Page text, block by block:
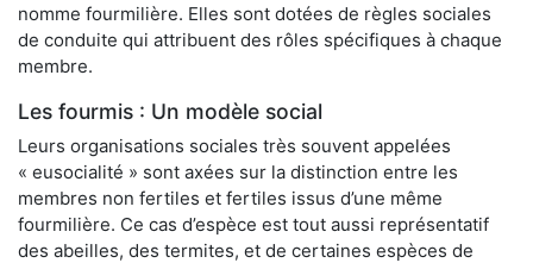
nomme fourmilière. Elles sont dotées de règles sociales
de conduite qui attribuent des rôles spécifiques à chaque
membre.
Les fourmis : Un modèle social
Leurs organisations sociales très souvent appelées
« eusocialité » sont axées sur la distinction entre les
membres non fertiles et fertiles issus d’une même
fourmilière. Ce cas d’espèce est tout aussi représentatif
des abeilles, des termites, et de certaines espèces de